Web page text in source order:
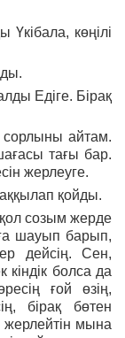
көңілі
Едіге. Бірақ
сорлыны айтам.
тағы бар.
жерлеуге.
қойды.
созым жерде
шауып барып,
дейсің. Сен,
болса да
ғой өзің,
бірақ бөтен
жерлейтін мына